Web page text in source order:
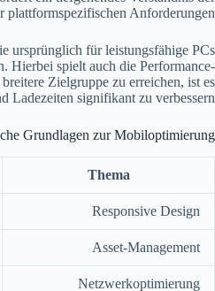
Anforderungen.
ursprünglich für leistungsfähige PCs
Hierbei spielt auch die Performance-
Zielgruppe zu erreichen, ist es
Ladezeiten signifikant zu verbessern.
Grundlagen zur Mobiloptimierung
Thema
Responsive Design
Asset-Management
Netzwerkoptimierung